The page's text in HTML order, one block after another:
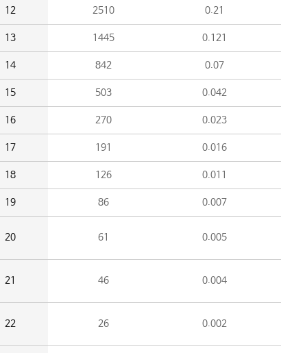
12 2510 0.21
13 1445 0.121
14 842 0.07
15 503 0.042
16 270 0.023
17 191 0.016
18 126 0.011
19 86 0.007
20 61 0.005
21 46 0.004
22 26 0.002